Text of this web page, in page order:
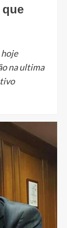
que
na ultima